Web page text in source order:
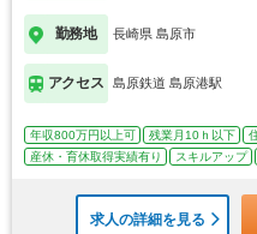
勤務地 長崎県 島原市
アクセス 島原鉄道 島原港駅
年収800万円以上可 残業月10ｈ以下
産休・育休取得実績有り
スキルアップ
求人の詳細を見る